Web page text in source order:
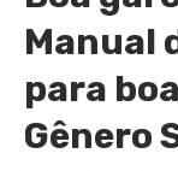
Manual
para
Gênero